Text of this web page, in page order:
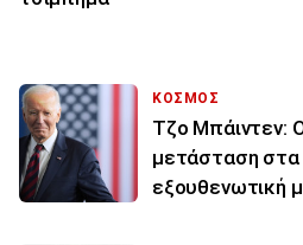
ΚΟΣΜΟΣ
Τζο Μπάιντεν:
μετάσταση στα
εξουθενωτική